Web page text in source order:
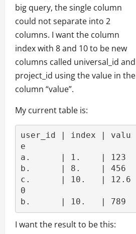
big query, the single column
could not separate into 2
columns. I want the column
index with 8 and 10 to be new
columns called universal_id and
project_id using the value in the
column “value”.
My current table is:
user_id | index |
valu
e
a.
| 1. |
123
b.
| 8. |
456
c.
| 10. |
12.6
0
b.
| 10. | 789
I want the result to be this: